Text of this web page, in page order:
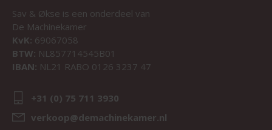
Sav & Økse is een onderdeel van
De Machinekamer
KvK: 69067058
BTW: NL857714545B01
IBAN: NL21 RABO 0126 3237 47
+31 (0) 75 711 3930
verkoop@demachinekamer.nl